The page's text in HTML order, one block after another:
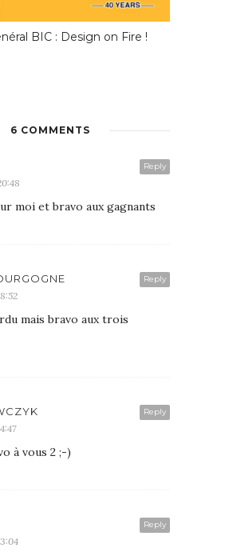
BIC : Design on Fire !
6 COMMENTS
Reply
moi et bravo aux gagnants
Reply
mais bravo aux trois
Reply
à vous 2 ;-)
Reply